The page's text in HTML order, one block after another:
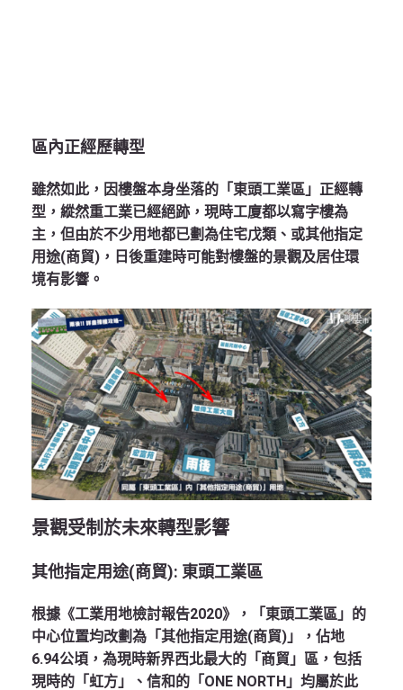
區內正經歷轉型
雖然如此，因樓盤本身坐落的「東頭工業區」正經轉
型，縱然重工業已經絕跡，現時工廈都以寫字樓為
主，但由於不少用地都已劃為住宅戊類、或其他指定
用途(商貿)，日後重建時可能對樓盤的景觀及居住環
境有影響。
景觀受制於未來轉型影響
其他指定用途(商貿): 東頭工業區
根據《工業用地檢討報告2020》，「東頭工業區」的
中心位置均改劃為「其他指定用途(商貿)」，佔地
6.94公頃，為現時新界西北最大的「商貿」區，包括
現時的「虹方」、信和的「ONE NORTH」均屬於此